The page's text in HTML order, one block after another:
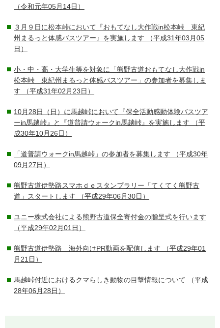
（令和元年05月14日）
３月９日に松本峠において『おもてなし大作戦in松本峠 東紀
州まるっと体感バスツアー』を実施します （平成31年03月05
日）
小・中・高・大学生等を対象に「熊野古道おもてなし大作戦in
松本峠 東紀州まるっと体感バスツアー」の参加者を募集しま
す （平成31年02月23日）
10月28日（日）に馬越峠において『保全活動感動体験バスツア
ーin馬越峠』と『道普請ウォークin馬越峠』を実施します （平
成30年10月26日）
「道普請ウォークin馬越峠」の参加者を募集します （平成30年
09月27日）
熊野古道伊勢路スマホｄｅスタンプラリー「てくてく熊野古
道」スタートします （平成29年06月30日）
ユニー株式会社による熊野古道保全寄付金の贈呈式を行います
（平成29年02月01日）
熊野古道伊勢路 海外向けPR動画を配信します （平成29年01
月21日）
馬越峠付近におけるクマらしき動物の目撃情報について （平成
28年06月28日）